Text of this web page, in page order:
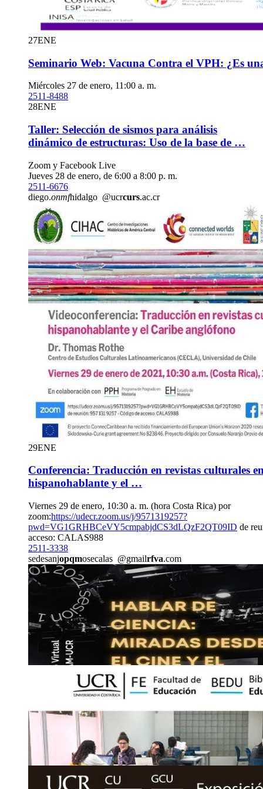
27ENE
Seminario Web: Vacuna Contra el VPH: ¿Es
Miércoles 27 de enero, 11:00 a. m.
2511-8488
28ENE
Taller: Selección de sismos para análisis
dinámico de estructuras: Uso de la base de …
Zoom y Facebook Live
Jueves 28 de enero, de 6:00 a 8:00 p. m.
2511-6676
diego.onmfhidalgo @ucrcurs.ac.cr
29ENE
Conferencia: Traducción en revistas culturales
hispanohablante y el …
Viernes 29 de enero, 10:30 a. m. (hora Costa Rica) por
zoom:https://udecr.zoom.us/j/9571319257?
pwd=VG1GRHBCeVY5cmpabjdCS3dLQzF2QT09ID de
acceso: CALAS988
2511-3338
sedesanjopqmosecalas @gmailrfva.com